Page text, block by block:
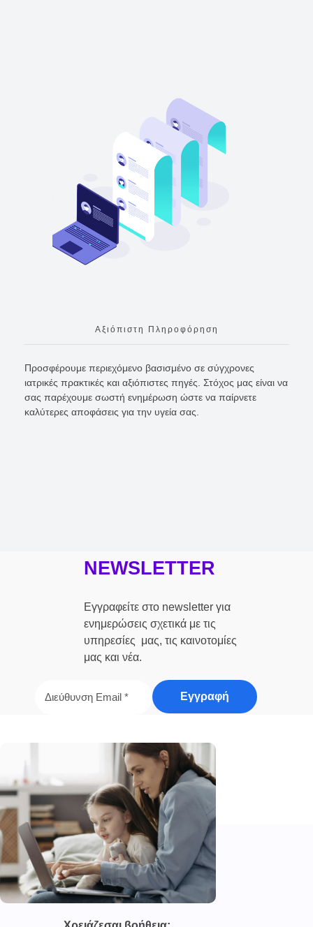
Αξιόπιστη Πληροφόρηση
Προσφέρουμε περιεχόμενο βασισμένο σε σύγχρονες
ιατρικές πρακτικές και αξιόπιστες πηγές. Στόχος μας είναι να
σας παρέχουμε σωστή ενημέρωση ώστε να παίρνετε
καλύτερες αποφάσεις για την υγεία σας.
NEWSLETTER
Εγγραφείτε στο newsletter για
ενημερώσεις σχετικά με τις
υπηρεσίες μας, τις καινοτομίες
μας και νέα.